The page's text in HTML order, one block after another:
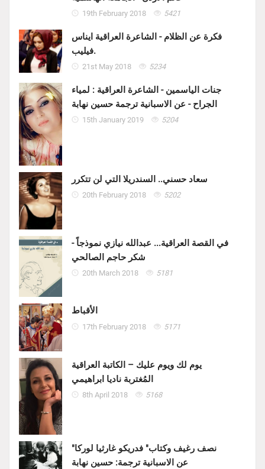
19th February 2018 5421
فكرة عن الظلام - الشاعرة العراقية ايناس
فيليب.
21st May 2018 5234
جنات الياسمين - الشاعرة العراقية : لمياء
الجراح - عن الاسبانية ترجمة حسين نهابة
15th January 2019 5204
سعاد حسني.. السندريلا التي لن تتكرر
20th February 2018 5202
في القصة العراقية... عبدالله نيازي نموذجاً -
شكر حاجم الصالحي
20th March 2018 5181
الأقباط
17th February 2018 5171
يوم لك ويوم عليك – الكاتبة العراقية
المُغتربة ناديا ابراهيمي
8th April 2018 5168
"نصف رغيف وكتاب" فدريكو غارثيا لوركا
عن الاسبانية ترجمة: حسين نهابة